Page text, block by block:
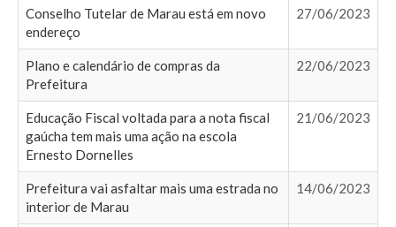
Conselho Tutelar de Marau está em novo
endereço
27/06/2023
Plano e calendário de compras da
Prefeitura
22/06/2023
Educação Fiscal voltada para a nota fiscal
gaúcha tem mais uma ação na escola
Ernesto Dornelles
21/06/2023
Prefeitura vai asfaltar mais uma estrada no
interior de Marau
14/06/2023